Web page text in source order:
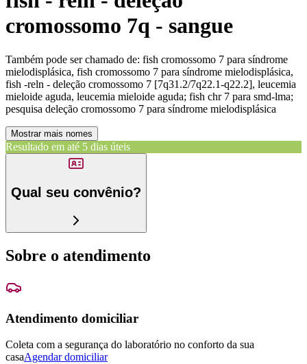
cromossomo 7q - sangue
Também pode ser chamado de: fish cromossomo 7 para síndrome
mielodisplásica, fish cromossomo 7 para síndrome mielodisplásica,
fish -reln - deleção cromossomo 7 [7q31.2/7q22.1-q22.2], leucemia
mieloide aguda, leucemia mieloide aguda; fish chr 7 para smd-lma;
pesquisa deleção cromossomo 7 para síndrome mielodisplásica
Mostrar mais nomes
Resultado em até 5 dias úteis
Qual seu convênio?
Sobre o atendimento
Atendimento domiciliar
Coleta com a segurança do laboratório no conforto da sua
casaAgendar domiciliar